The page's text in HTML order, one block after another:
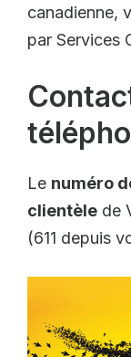
canadienne,
par Services
Le numéro
clientèle de
(611 depuis